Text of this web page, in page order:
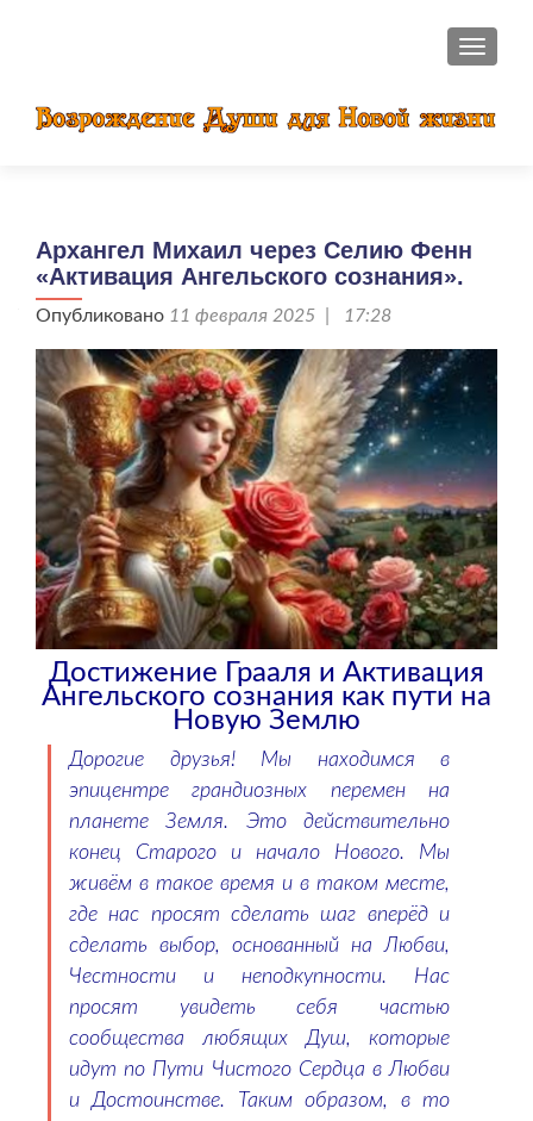
Архангел Михаил через Селию Фенн
«Активация Ангельского сознания».
Опубликовано 11 февраля 2025 | 17:28
Достижение Грааля и Активация
Ангельского сознания как пути на
Новую Землю
Дорогие друзья! Мы находимся в
эпицентре грандиозных перемен на
планете Земля. Это действительно
конец Старого и начало Нового. Мы
живём в такое время и в таком месте,
где нас просят сделать шаг вперёд и
сделать выбор, основанный на Любви,
Честности и неподкупности. Нас
просят увидеть себя частью
сообщества любящих Душ, которые
идут по Пути Чистого Сердца в Любви
и Достоинстве. Таким образом, в то